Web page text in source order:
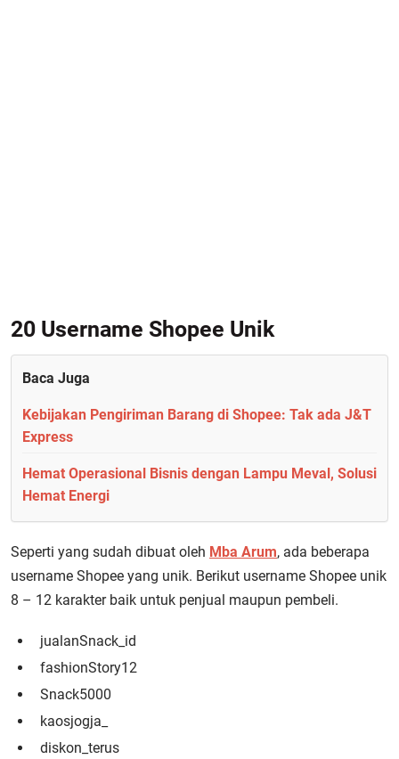
20 Username Shopee Unik
Baca Juga
Kebijakan Pengiriman Barang di Shopee: Tak ada J&T
Express
Hemat Operasional Bisnis dengan Lampu Meval, Solusi
Hemat Energi
Seperti yang sudah dibuat oleh Mba Arum, ada beberapa
username Shopee yang unik. Berikut username Shopee unik
8 – 12 karakter baik untuk penjual maupun pembeli.
jualanSnack_id
fashionStory12
Snack5000
kaosjogja_
diskon_terus